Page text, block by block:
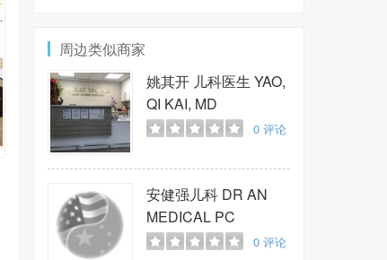
周边类似商家
姚其开 儿科医生 YAO,
QI KAI, MD
0 评论
安健强儿科 DR AN
MEDICAL PC
0 评论